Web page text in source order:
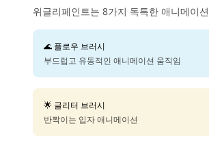
위글리페인트는 8가지 독특한 애니메이
🌊 플로우 브러시
부드럽고 유동적인 애니메이션 움직임
🌟 글리터 브러시
반짝이는 입자 애니메이션